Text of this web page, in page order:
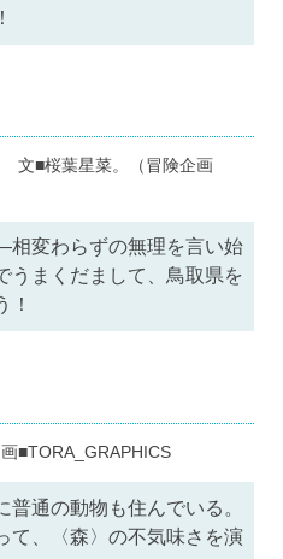
文■桜葉星菜。（冒険企画
相変わらずの無理を言い始
うまくだまして、鳥取県を
！
■TORA_GRAPHICS
普通の動物も住んでいる。
て、〈森〉の不気味さを演